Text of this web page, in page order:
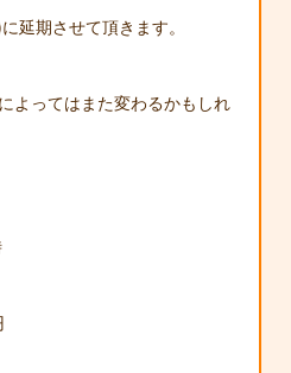
延期させて頂きます。
よってはまた変わるかもしれ